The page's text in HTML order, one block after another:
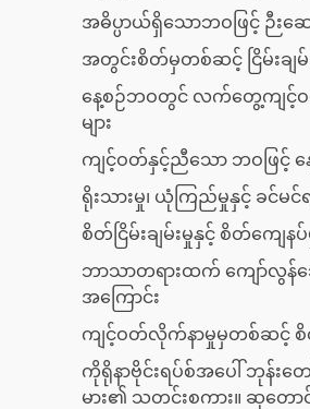
အဓိပ္ပာယ်ရှိသောဘဝဖြင့် ဉီးဆေ
အတွင်းစိတ်မှတစ်ဆင့် ငြိမ်းချမ်း
နေ့စဉ်ဘဝတွင် လက်တွေ့ကျင့်ဝ
များ
ကျင့်ဝတ်နှင့်ညီသော ဘဝဖြင့်
ရိုးသားမှု၊ ယုံကြည်မှုနှင့် ခင်မင်ရ
စိတ်ငြိမ်းချမ်းမှုနှင့် စိတ်ကျေန
ဘာသာတရားထက် ကျော်လွန်
အကြောင်း
ကျင့်ဝတ်လိုက်နာမှုမှတစ်ဆင့် စိတ်
ကိုရိုနာဗိုင်းရပ်စ်အပေါ် ဘုန်းတ
မား၏ သတင်းစကား။ ဆုတော